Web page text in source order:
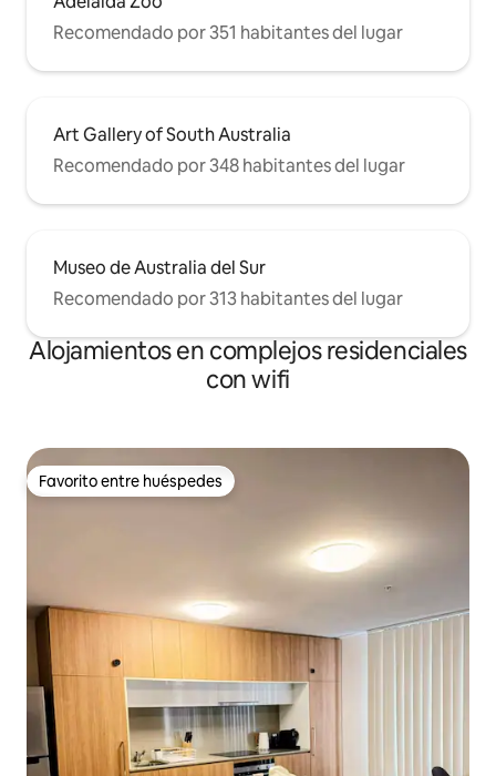
Recomendado por 351 habitantes del lugar
Art Gallery of South Australia
Recomendado por 348 habitantes del lugar
Museo de Australia del Sur
Recomendado por 313 habitantes del lugar
Alojamientos en complejos residenciales
con wifi
Favorito entre huéspedes
Favorito entre huéspedes